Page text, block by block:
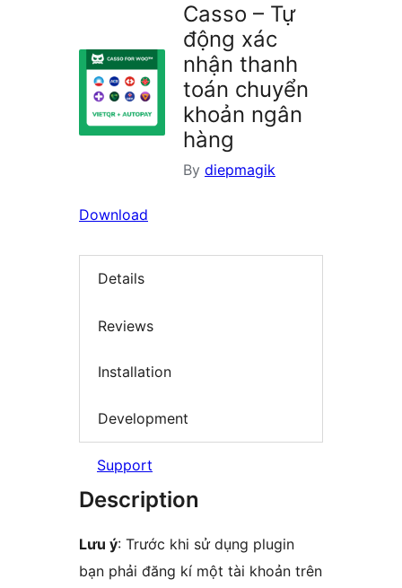
Casso – Tự
động xác
nhận thanh
toán chuyển
khoản ngân
hàng
By diepmagik
Download
Details
Reviews
Installation
Development
Support
Description
Lưu ý: Trước khi sử dụng plugin
bạn phải đăng kí một tài khoản trên